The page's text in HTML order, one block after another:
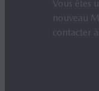
Vous êtes
nouveau
contacter